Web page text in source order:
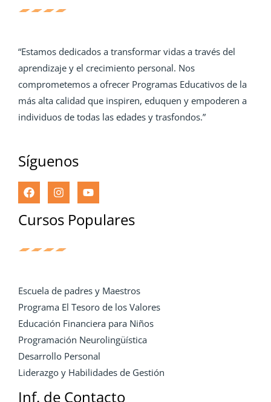
“Estamos dedicados a transformar vidas a través del
aprendizaje y el crecimiento personal. Nos
comprometemos a ofrecer Programas Educativos de la
más alta calidad que inspiren, eduquen y empoderen a
individuos de todas las edades y trasfondos.”
Síguenos
Cursos Populares
Escuela de padres y Maestros
Programa El Tesoro de los Valores
Educación Financiera para Niños
Programación Neurolingüística
Desarrollo Personal
Liderazgo y Habilidades de Gestión
Inf. de Contacto